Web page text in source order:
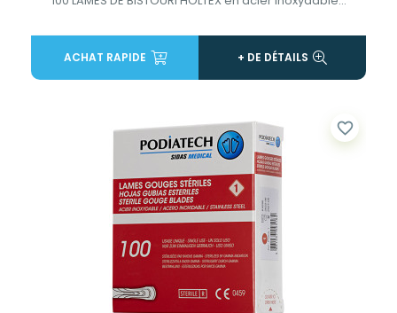
ACHAT RAPIDE + DE DÉTAILS
favorite_border